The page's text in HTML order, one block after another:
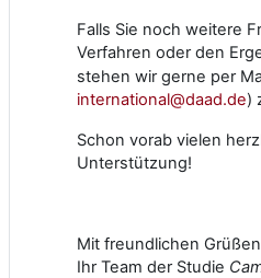
Falls Sie noch weitere
Verfahren oder den
stehen wir gerne per
international@daad.de)
Schon vorab vielen
Unterstützung!
Mit freundlichen
Ihr Team der Studie